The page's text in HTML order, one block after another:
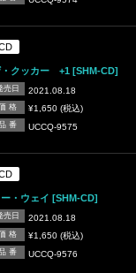
クッカー +1 [SHM-CD]
売日 2021.08.18
格 ¥1,650 (税込)
番 UCCQ-9575
ー・ウェイ [SHM-CD]
売日 2021.08.18
格 ¥1,650 (税込)
番 UCCQ-9576